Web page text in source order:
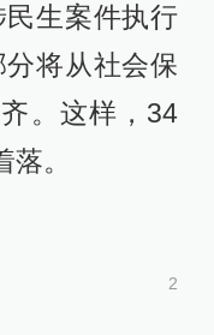
生案件执行
将从社会保
。这样，34
。
2